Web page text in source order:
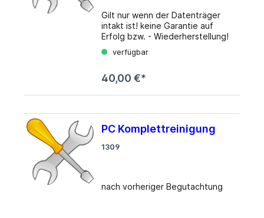
Gilt nur wenn der Datenträger
intakt ist! keine Garantie auf
Erfolg bzw. - Wiederherstellung!
verfügbar
40,00 €*
PC Komplettreinigung
1309
nach vorheriger Begutachtung